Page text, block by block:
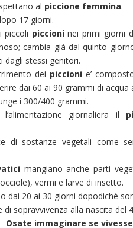
al piccione femmina.
17 giorni.
piccoli piccioninei primi giorni
cambia già dal quinto
dagli stessi genitori.
dei piccionie’
dai 60 ai 90 grammi di acqua
i 300/400 grammi.
giornaliera il
di sostanze vegetali come
mangiano anche parti
vermi e larve di insetto.
dai 20 ai 30 giorni dopodiché
sopravvivenza alla nascita del
Osate immaginare se